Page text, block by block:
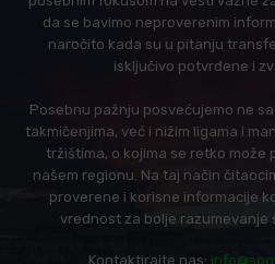
da se bavimo neproverenim
naročito kada su u pitanju
isključivo potvrđene i
Posebnu pažnju posvećujemo ne
takmičenjima, već i nižim ligama i
tržištima, o kojima se retko može
našem regionu. Na taj način
proverene i korisne informacije
vrednost za bolje razumevanje
Kontaktirajte nas: